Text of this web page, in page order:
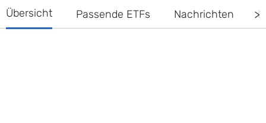
Übersicht Passende ETFs Nachrichten